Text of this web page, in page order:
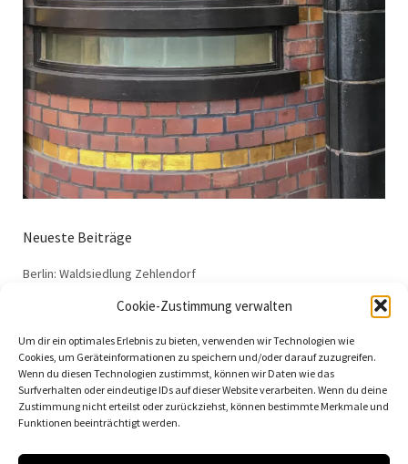
Cookie-Zustimmung verwalten
Um dir ein optimales Erlebnis zu bieten, verwenden wir Technologien wie
Cookies, um Geräteinformationen zu speichern und/oder darauf zuzugreifen.
Wenn du diesen Technologien zustimmst, können wir Daten wie das
Surfverhalten oder eindeutige IDs auf dieser Website verarbeiten. Wenn du deine
Zustimmung nicht erteilst oder zurückziehst, können bestimmte Merkmale und
Funktionen beeinträchtigt werden.
Neueste Beiträge
Berlin: Waldsiedlung Zehlendorf
Dessau: Haus Anton
Dessau: Arbeitsamt
Dessau: 100 Jahre Bauhaus